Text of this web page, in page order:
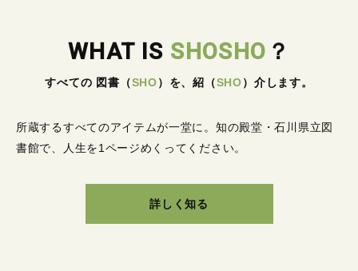
WHAT IS SHOSHO ？
すべての 図書 （SHO） を、紹 （SHO） 介します。
所蔵するすべてのアイテムが一堂に。 知の殿堂・石川県立図
書館で、人生を1ページめくってください。
詳しく知る